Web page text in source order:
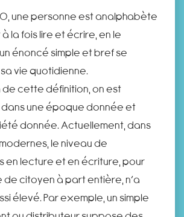
une personne est analphabète
la fois lire et écrire, en le
énoncé simple et bref se
vie quotidienne.
cette définition, on est
une époque donnée et
donnée. Actuellement, dans
le niveau de
en lecture et en écriture, pour
de citoyen à part entière, n’a
élevé. Par exemple, un simple